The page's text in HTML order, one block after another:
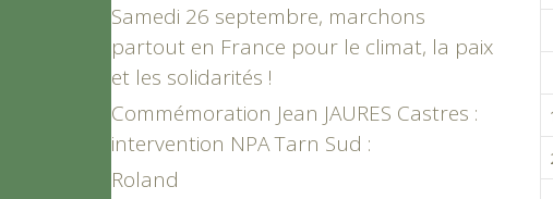
Samedi 26 septembre, marchons
partout en France pour le climat, la paix
et les solidarités !
Commémoration Jean JAURES Castres :
intervention NPA Tarn Sud :
Roland